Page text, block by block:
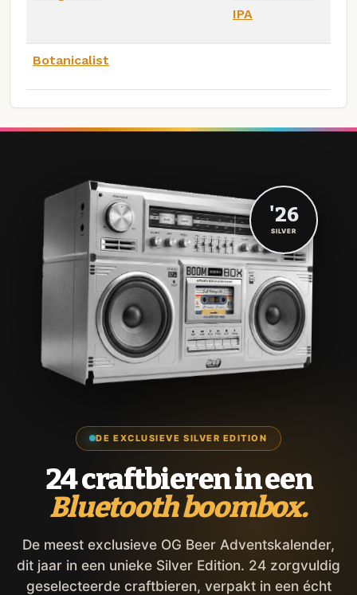
IPA
Botanicalist
DE EXCLUSIEVE SILVER EDITION
24 craftbieren in een
Bluetooth boombox.
De meest exclusieve OG Beer Adventskalender,
dit jaar in een unieke Silver Edition. 24 zorgvuldig
geselecteerde craftbieren, verpakt in een écht
'26
SILVER